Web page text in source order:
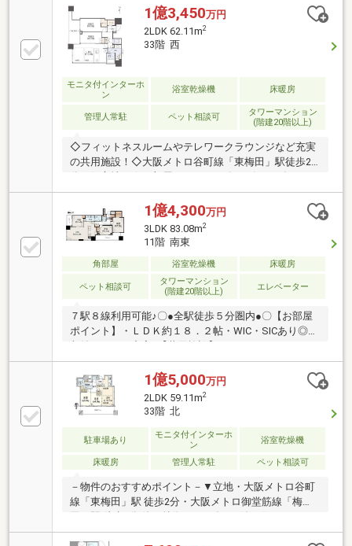
ム ９階・コンシェルジュサービス ・各階ゴミステ
ーション etc…
1億3,450万円
2LDK 62.11m2
33階 西
モニタ付インターホ
ン
浴室乾燥機 床暖房
管理人常駐 ペット相談可
タワーマンション
(階建20階以上)
◇フィットネスルームやテレワークラウンジなど充実
の共用施設！◇大阪メトロ谷町線「東梅田」駅徒歩2
グ冬に嬉しい床暖房付き◎〇キッチン家事軽減に役立
つ設備仕様（ディスポーザー・食器洗浄乾燥機・浄水
器）〇浴室ミスト機能付浴室暖房乾燥機搭載！〇収納
WIC・SIC・CL・物入・リネン庫☆共用施設―――〇コ
〇パーティルーム○テレワークラウンジ○スカイラウン
ジ☆特徴・詳細―――〇スーパー、コンビニが徒歩3分
1億4,300万円
3LDK 83.08m2
11階 南東
角部屋 浴室乾燥機 床暖房
ペット相談可
タワーマンション
(階建20階以上)
エレベーター
７駅８線利用可能♪〇●全駅徒歩５分圏内●〇【お部屋
ポイント】・ＬＤＫ約１８．２帖・WIC・SICあり◎・
３２階・テレワークラウンジ ９階・パーティールー
ム ９階・コンシェルジュサービス ・各階ゴミステ
ーション etc…
1億5,000万円
2LDK 59.11m2
33階 北
駐車場あり
モニタ付インターホ
ン
浴室乾燥機
床暖房 管理人常駐 ペット相談可
－物件のおすすめポイント－▼立地・大阪メトロ谷町
線「東梅田」駅 徒歩2分・大阪メトロ御堂筋線「梅
ベーターから近くスムーズに移動が可能・(株)大林組